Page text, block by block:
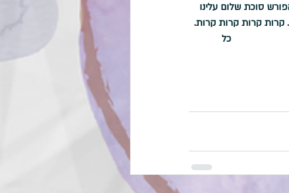
סוכת שלום עלינו
קרות קרות קרות קרות.
כל